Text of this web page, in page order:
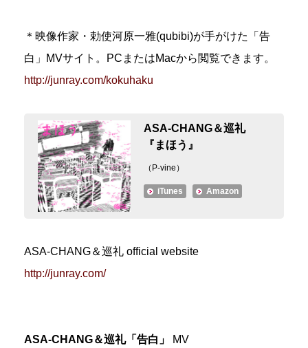
＊映像作家・勅使河原一雅(qubibi)が手がけた「告
白」MVサイト。PCまたはMacから閲覧できます。
http://junray.com/kokuhaku
ASA-CHANG＆巡礼
『まほう』
（P-vine）
iTunes Amazon
ASA-CHANG＆巡礼 official website
http://junray.com/
ASA-CHANG＆巡礼「告白」 MV